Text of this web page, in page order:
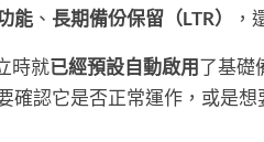
能 、 長期備份保留（LTR） ，
時就已經預設自動啟用了基礎
確認它是否正常運作，或是